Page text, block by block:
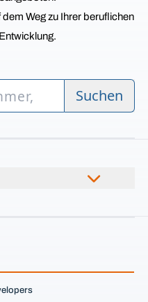
Weg zu Ihrer beruflichen
Suchen